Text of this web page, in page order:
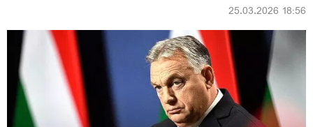
18:56 25.03.2026